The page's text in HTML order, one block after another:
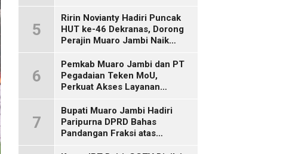
5
Ririn Novianty Hadiri Puncak
HUT ke-46 Dekranas, Dorong
Perajin Muaro Jambi Naik
6
Pemkab Muaro Jambi dan PT
Pegadaian Teken MoU,
Perkuat Akses Layanan
7
Bupati Muaro Jambi Hadiri
Paripurna DPRD Bahas
Pandangan Fraksi atas